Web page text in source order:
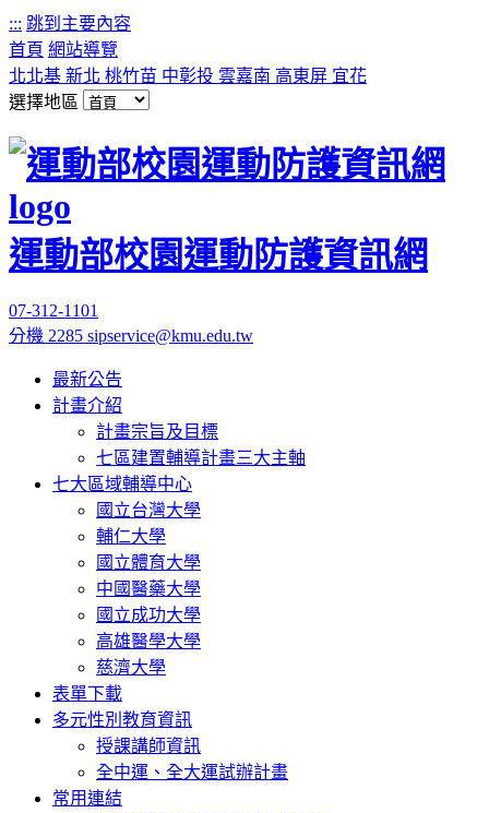
::: 跳到主要內容
首頁 網站導覽
北北基 新北 桃竹苗 中彰投 雲嘉南 高東屏 宜花
選擇地區
運動部校園運動防護資訊網
07-312-1101
分機 2285 sipservice@kmu.edu.tw
最新公告
計畫介紹
計畫宗旨及目標
七區建置輔導計畫三大主軸
七大區域輔導中心
國立台灣大學
輔仁大學
國立體育大學
中國醫藥大學
國立成功大學
高雄醫學大學
慈濟大學
表單下載
多元性別教育資訊
授課講師資訊
全中運、全大運試辦計畫
常用連結